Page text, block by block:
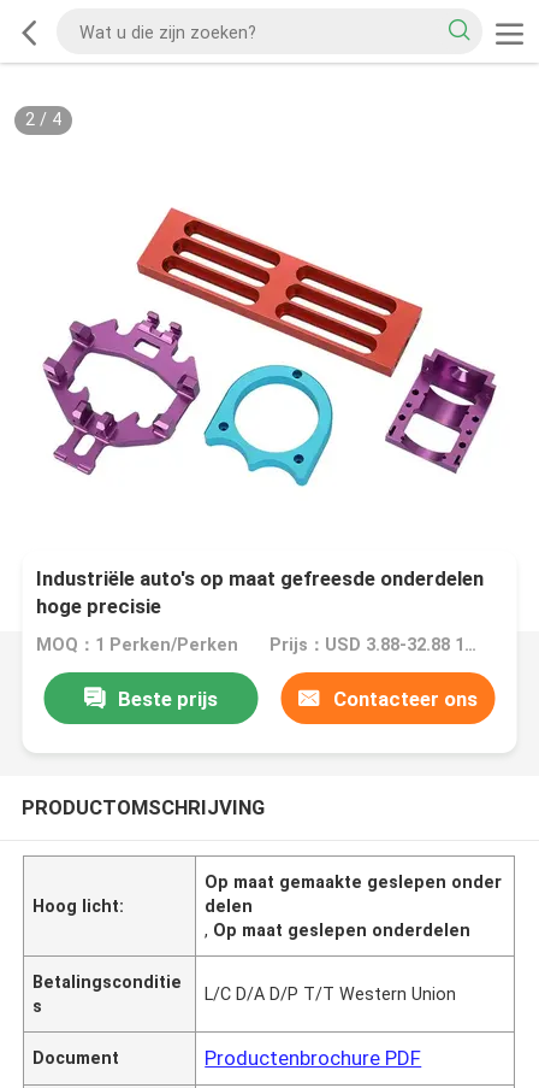
2/ 4
Industriële auto's op maat gefreesde onderdelen
hoge precisie
MOQ：1 Perken/Perken Prijs：USD 3.88-32.88 1 Perch/Perches
Beste prijs Contacteer ons
PRODUCTOMSCHRIJVING
Hoog licht:
Op maat gemaakte geslepen onder
delen
, Op maat geslepen onderdelen
Betalingsconditie
s
L/C D/A D/P T/T Western Union
Document Productenbrochure PDF